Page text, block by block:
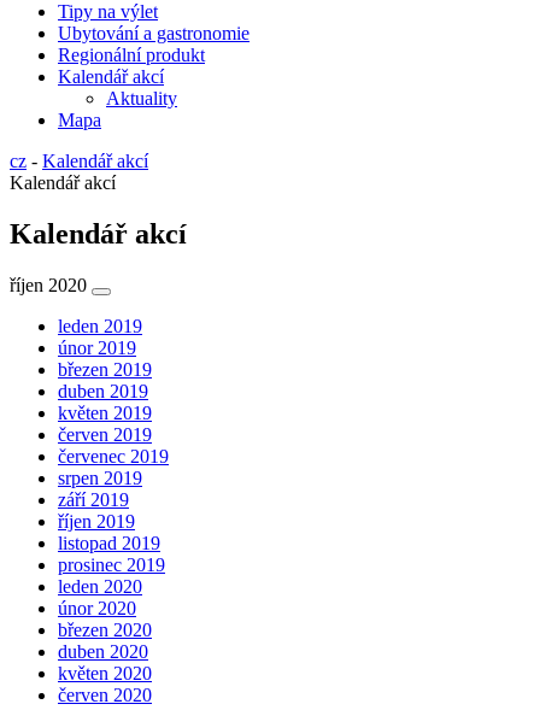
Tipy na výlet
Ubytování a gastronomie
Regionální produkt
Kalendář akcí
Aktuality
Mapa
cz - Kalendář akcí
Kalendář akcí
Kalendář akcí
říjen 2020
leden 2019
únor 2019
březen 2019
duben 2019
květen 2019
červen 2019
červenec 2019
srpen 2019
září 2019
říjen 2019
listopad 2019
prosinec 2019
leden 2020
únor 2020
březen 2020
duben 2020
květen 2020
červen 2020